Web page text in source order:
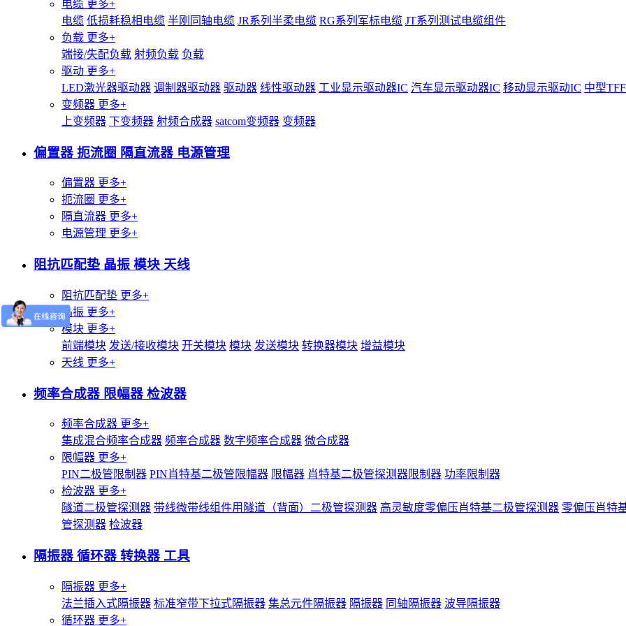
电缆 更多+
电缆 低损耗稳相电缆 半刚同轴电缆 JR系列半柔电缆 RG系列军标电缆 JT系列测试电缆组件
负载 更多+
端接/失配负载 射频负载 负载
驱动 更多+
LED激光器驱动器 调制器驱动器 驱动器 线性驱动器 工业显示驱动器IC 汽车显示驱动器IC 移动显示驱动IC 中型
变频器 更多+
上变频器 下变频器 射频合成器 satcom变频器 变频器
偏置器 扼流圈 隔直流器 电源管理
偏置器 更多+
扼流圈 更多+
隔直流器 更多+
电源管理 更多+
阻抗匹配垫 晶振 模块 天线
阻抗匹配垫 更多+
晶振 更多+
模块 更多+
前端模块 发送/接收模块 开关模块 模块 发送模块 转换器模块 增益模块
天线 更多+
频率合成器 限幅器 检波器
频率合成器 更多+
集成混合频率合成器 频率合成器 数字频率合成器 微合成器
限幅器 更多+
PIN二极管限制器 PIN肖特基二极管限幅器 限幅器 肖特基二极管探测器限制器 功率限制器
检波器 更多+
隧道二极管探测器 带线微带线组件用隧道（背面）二极管探测器 高灵敏度零偏压肖特基二极管探测器 零偏压肖特
管探测器 检波器
隔振器 循环器 转换器 工具
隔振器 更多+
法兰插入式隔振器 标准窄带下拉式隔振器 集总元件隔振器 隔振器 同轴隔振器 波导隔振器
循环器 更多+